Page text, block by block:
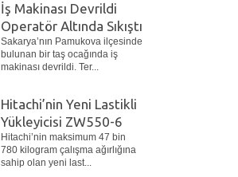
İş Makinası Devrildi
Operatör Altında Sıkıştı
Sakarya’nın Pamukova ilçesinde
bulunan bir taş ocağında iş
makinası devrildi. Ter...
Hitachi’nin Yeni Lastikli
Yükleyicisi ZW550-6
Hitachi’nin maksimum 47 bin
780 kilogram çalışma ağırlığına
sahip olan yeni last...